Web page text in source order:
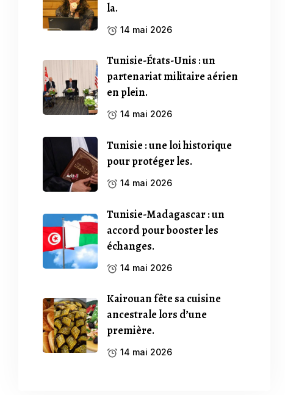
la.
14 mai 2026
Tunisie-États-Unis : un
partenariat militaire aérien
en plein.
14 mai 2026
Tunisie : une loi historique
pour protéger les.
14 mai 2026
Tunisie-Madagascar : un
accord pour booster les
échanges.
14 mai 2026
Kairouan fête sa cuisine
ancestrale lors d’une
première.
14 mai 2026